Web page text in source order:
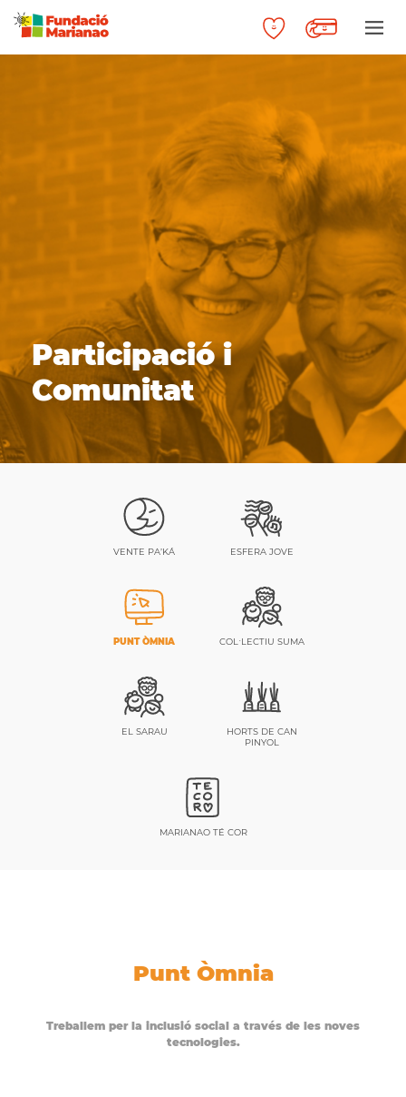
Participació i
Comunitat
VENTE PA’KÁ ESFERA JOVE
PUNT ÒMNIA COL·LECTIU SUMA
EL SARAU
HORTS DE CAN
PINYOL
MARIANAO TÉ COR
Punt Òmnia
Treballem per la inclusió social a través de les noves
tecnologies.